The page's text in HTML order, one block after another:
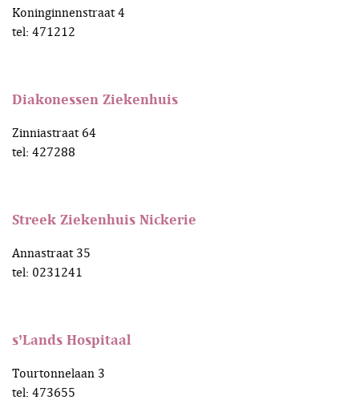
Koninginnenstraat 4
tel: 471212
Diakonessen Ziekenhuis
Zinniastraat 64
tel: 427288
Streek Ziekenhuis Nickerie
Annastraat 35
tel: 0231241
s’Lands Hospitaal
Tourtonnelaan 3
tel: 473655